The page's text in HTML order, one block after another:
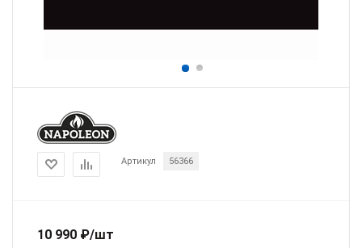
Артикул 56366
10 990 ₽/шт